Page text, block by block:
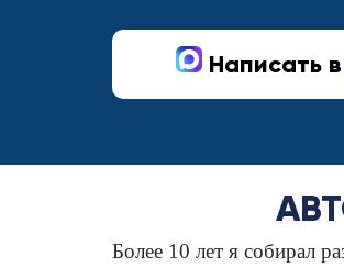
Написать в
Более 10 лет я собирал